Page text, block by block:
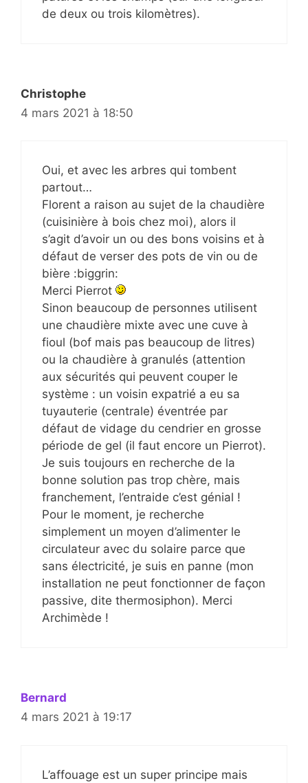
de deux ou trois kilomètres).
Christophe
4 mars 2021 à 18:50
Oui, et avec les arbres qui tombent
partout…
Florent a raison au sujet de la chaudière
(cuisinière à bois chez moi), alors il
s’agit d’avoir un ou des bons voisins et à
défaut de verser des pots de vin ou de
bière :biggrin:
Merci Pierrot
Sinon beaucoup de personnes utilisent
une chaudière mixte avec une cuve à
fioul (bof mais pas beaucoup de litres)
ou la chaudière à granulés (attention
aux sécurités qui peuvent couper le
système : un voisin expatrié a eu sa
tuyauterie (centrale) éventrée par
défaut de vidage du cendrier en grosse
période de gel (il faut encore un Pierrot).
Je suis toujours en recherche de la
bonne solution pas trop chère, mais
franchement, l’entraide c’est génial !
Pour le moment, je recherche
simplement un moyen d’alimenter le
circulateur avec du solaire parce que
sans électricité, je suis en panne (mon
installation ne peut fonctionner de façon
passive, dite thermosiphon). Merci
Archimède !
Bernard
4 mars 2021 à 19:17
L’affouage est un super principe mais